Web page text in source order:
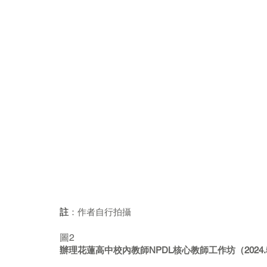
註 ：作者自行拍攝
圖2
辦理花蓮高中校內教師NPDL核心教師工作坊（